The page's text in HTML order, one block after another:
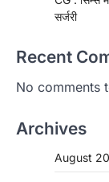
सर्जरी
Recent
No comments
Archives
August